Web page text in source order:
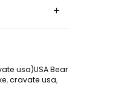
usa)USA Bear
,cravate usa,